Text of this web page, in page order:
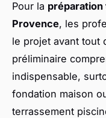
Pour la
Provence, les
le projet avant tout
préliminaire
indispensable,
fondation maison
terrassement